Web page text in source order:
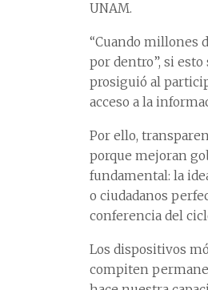
UNAM.
“Cuando millones
por dentro”, si
prosiguió al
acceso a la
Por ello,
porque mejoran
fundamental: la
o ciudadanos
conferencia del
Los dispositivos
compiten